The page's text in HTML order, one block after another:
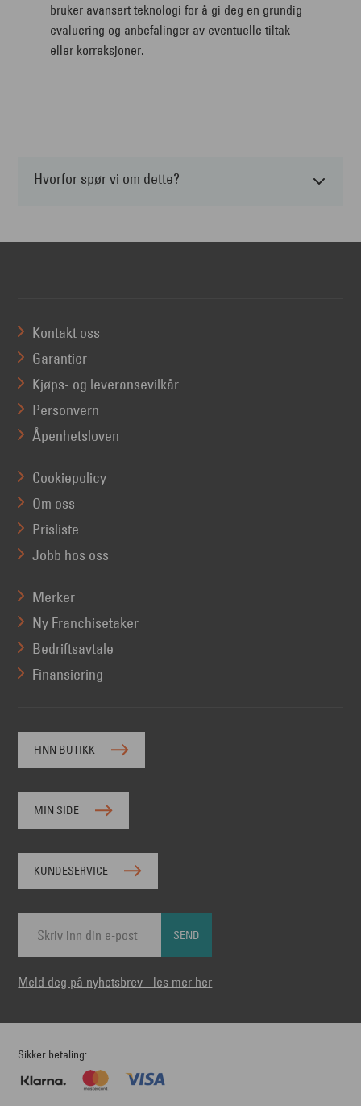
bruker avansert teknologi for å gi deg en grundig
evaluering og anbefalinger av eventuelle tiltak
eller korreksjoner.
Hvorfor spør vi om dette?
Kontakt oss
Garantier
Kjøps- og leveransevilkår
Personvern
Åpenhetsloven
Cookiepolicy
Om oss
Prisliste
Jobb hos oss
Merker
Ny Franchisetaker
Bedriftsavtale
Finansiering
FINN BUTIKK
MIN SIDE
KUNDESERVICE
SEND
Meld deg på nyhetsbrev - les mer her
Sikker betaling